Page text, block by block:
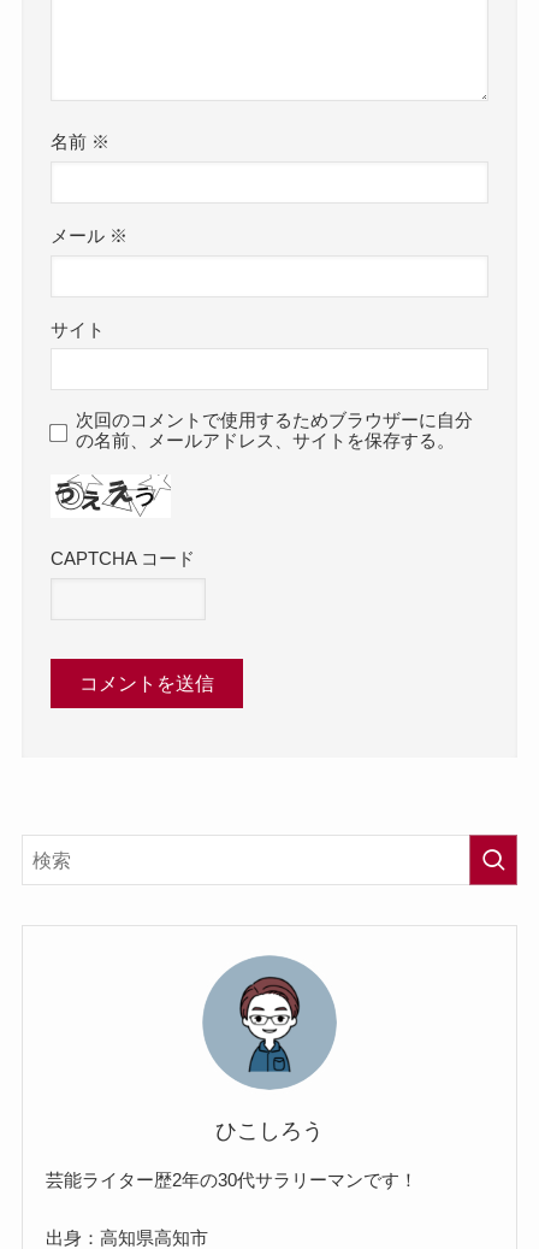
名前 ※
メール ※
サイト
次回のコメントで使用するためブラウザーに自分
の名前、メールアドレス、サイトを保存する。
CAPTCHA コード
ひこしろう
芸能ライター歴2年の30代サラリーマンです！
出身：高知県高知市